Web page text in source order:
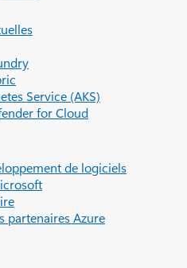
Service (AKS)
for Cloud
de logiciels
partenaires Azure